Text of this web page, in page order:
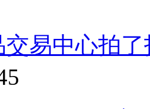
易中心拍